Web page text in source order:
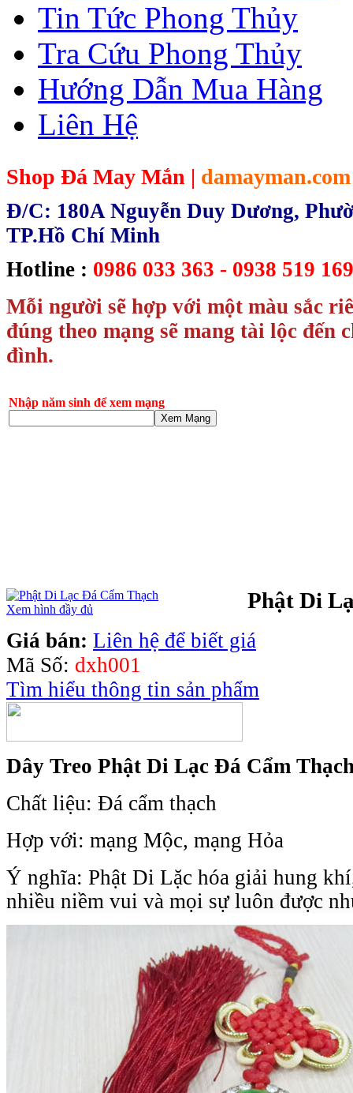
Tin Tức Phong Thủy
Tra Cứu Phong Thủy
Hướng Dẫn Mua Hàng
Liên Hệ
Shop Đá May Mắn | damayman.com
Đ/C: 180A Nguyễn Duy Dương,
TP.Hồ Chí Minh
Hotline : 0986 033 363 - 0938 519
Mỗi người sẽ hợp với một màu sắc
đúng theo mạng sẽ mang tài lộc đến
đình.
Nhập năm sinh để xem mạng
Xem Mạng
Xem hình đầy đủ Phật Di
Giá bán: Liên hệ để biết giá
Mã Số: dxh001
Tìm hiểu thông tin sản phẩm
Dây Treo Phật Di Lạc Đá Cẩm
Chất liệu: Đá cẩm thạch
Hợp với: mạng Mộc, mạng Hỏa
Ý nghĩa: Phật Di Lặc hóa giải hung
nhiều niềm vui và mọi sự luôn được